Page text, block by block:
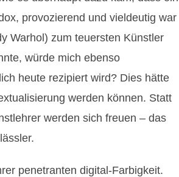
provozierend und vieldeutig war
Warhol) zum teuersten Künstler
würde mich ebenso
heute rezipiert wird? Dies hätte
werden können. Statt
werden sich freuen – das
penetranten digital-Farbigkeit.